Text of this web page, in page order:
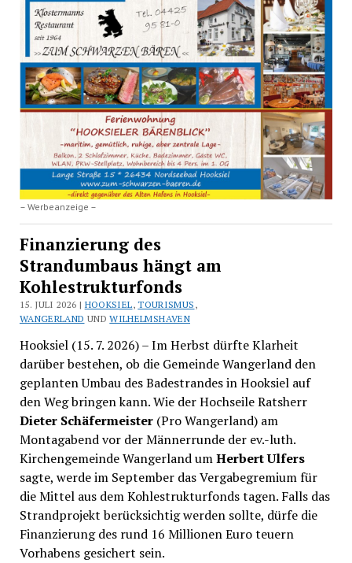
– Werbeanzeige –
Finanzierung des
Strandumbaus hängt am
Kohlestrukturfonds
15. JULI 2026 | HOOKSIEL,TOURISMUS ,
WANGERLAND UNDWILHELMSHAVEN
Hooksiel (15. 7. 2026) – Im Herbst dürfte Klarheit
darüber bestehen, ob die Gemeinde Wangerland den
geplanten Umbau des Badestrandes in Hooksiel auf
den Weg bringen kann. Wie der Hochseile Ratsherr
Dieter Schäfermeister(Pro Wangerland) am
Montagabend vor der Männerrunde der ev.-luth.
Kirchengemeinde Wangerland umHerbert Ulfers
sagte, werde im September das Vergabegremium für
die Mittel aus dem Kohlestrukturfonds tagen. Falls das
Strandprojekt berücksichtig werden sollte, dürfe die
Finanzierung des rund 16 Millionen Euro teuern
Vorhabens gesichert sein.